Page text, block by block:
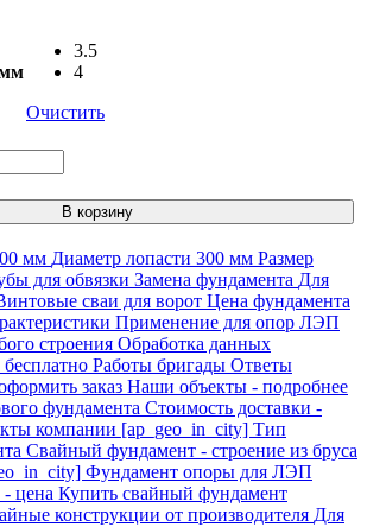
3.5
4
Очистить
В корзину
мм Диаметр лопасти 300 мм Размер
для обвязки Замена фундамента Для
сваи для ворот Цена фундамента
Применение для опор ЛЭП
строения Обработка данных
Работы бригады Ответы
заказ Наши объекты - подробнее
фундамента Стоимость доставки -
компании [ap_geo_in_city] Тип
Свайный фундамент - строение из бруса
Фундамент опоры для ЛЭП
- цена Купить свайный фундамент
конструкции от производителя Для